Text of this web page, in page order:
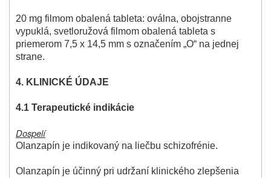
20 mg filmom obalená tableta: oválna, obojstranne
vypuklá, svetloružová filmom obalená tableta s
priemerom 7,5 x 14,5 mm s označením „O“ na jednej
strane.
4. KLINICKÉ ÚDAJE
4.1 Terapeutické indikácie
Dospelí
Olanzapín je indikovaný na liečbu schizofrénie.
Olanzapín je účinný pri udržaní klinického zlepšenia